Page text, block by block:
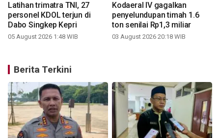
Latihan trimatra TNI, 27
personel KDOL terjun di
Dabo Singkep Kepri
05 August 2026 1:48 WIB
Kodaeral IV gagalkan
penyelundupan timah 1.6
ton senilai Rp1,3 miliar
03 August 2026 20:18 WIB
Berita Terkini